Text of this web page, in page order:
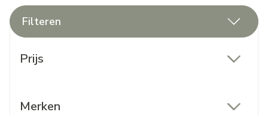
Filteren
Prijs
Merken